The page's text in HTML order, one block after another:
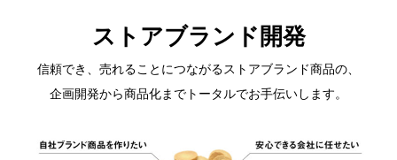
ストアブランド開発
信頼でき、売れることにつながるストアブランド商品の、
企画開発から商品化までトータルでお手伝いします。